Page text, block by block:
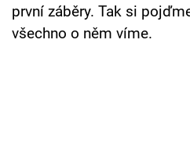
Sledujte nás
první záběry. Tak si
všechno o něm víme.